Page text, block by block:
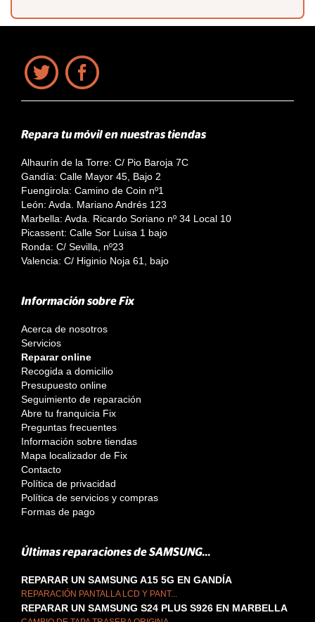
Repara tu móvil en nuestras tiendas
Alhaurín de la Torre: C/ Pio Baroja 7C
Gandía: Calle Mayor 45, Bajo 2
Fuengirola: Camino de Coin nº1
León: Avda. Mariano Andrés 123
Marbella: Avda. Ricardo Soriano nº 34 Local 10
Picassent: Calle Sor Luisa 1 bajo
Ronda: C/ Sevilla, nº23
Valencia: C/ Higinio Noja 61, bajo
Información sobre Fix
Acerca de nosotros
Servicios
Reparar online
Recogida a domicilio
Presupuesto online
Seguimiento de reparación
Abre tu franquicia Fix
Preguntas frecuentes
Información sobre tiendas
Mapa localizador de Fix
Contacto
Política de privacidad
Política de servicios y compras
Formas de pago
Últimas reparaciones de SAMSUNG...
REPARAR UN SAMSUNG A15 5G EN GANDÍA
REPARACIÓN PANTALLA LCD Y PANT...
REPARAR UN SAMSUNG S24 PLUS S926 EN MARBELLA